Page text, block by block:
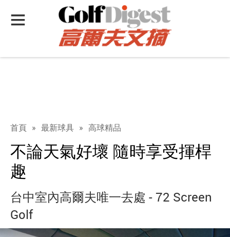
首頁 » 最新球具 » 高球精品
不論天氣好壞 隨時享受揮桿
趣
台中室內高爾夫唯一去處 - 72 Screen
Golf